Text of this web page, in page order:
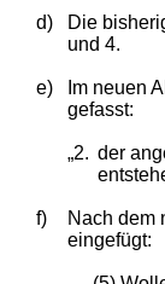
d)
Die
und 4.
e)
Im neuen
gefasst:
„2. der
f)
Nach dem
eingefügt: